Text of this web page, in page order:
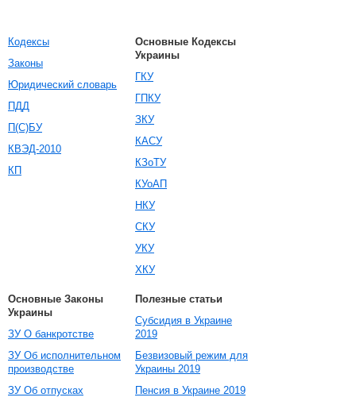
Кодексы
Законы
Юридический словарь
ПДД
П(С)БУ
КВЭД-2010
КП
Основные Кодексы
Украины
ГКУ
ГПКУ
ЗКУ
КАСУ
КЗоТУ
КУоАП
НКУ
СКУ
УКУ
ХКУ
Основные Законы
Украины
ЗУ О банкротстве
ЗУ Об исполнительном
производстве
ЗУ Об отпусках
Полезные статьи
Субсидия в Украине
2019
Безвизовый режим для
Украины 2019
Пенсия в Украине 2019